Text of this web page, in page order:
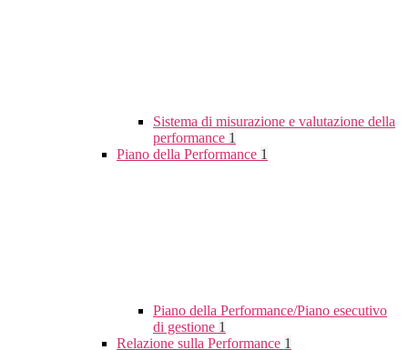
Sistema di misurazione e valutazione della
performance 1
Piano della Performance 1
Piano della Performance/Piano esecutivo
di gestione 1
Relazione sulla Performance 1